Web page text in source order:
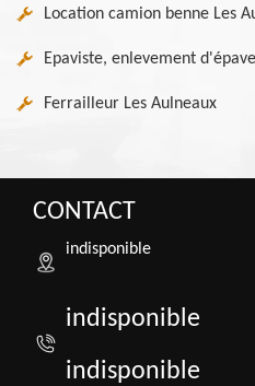
Location camion benne Les
Epaviste, enlevement
Ferrailleur Les Aulneaux
CONTACT
indisponible
indisponible
indisponible